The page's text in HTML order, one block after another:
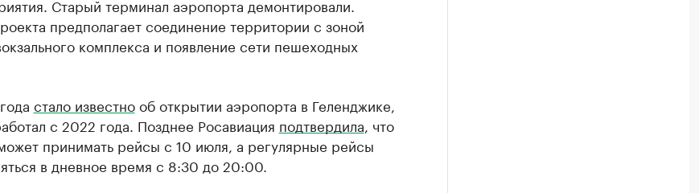
Старый терминал аэропорта демонтировали.
предполагает соединение территории с зоной
комплекса и появление сети пешеходных
стало известнооб открытии аэропорта в Геленджике,
с 2022 года. Позднее Росавиация подтвердила , что
принимать рейсы с 10 июля, а регулярные рейсы
в дневное время с 8:30 до 20:00.